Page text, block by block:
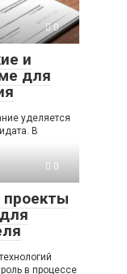
0
и
для
уделяется
В
0
проекты
в процессе